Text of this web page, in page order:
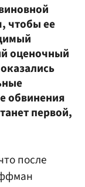
чтобы ее
оценочный
обвинения
первой,
после